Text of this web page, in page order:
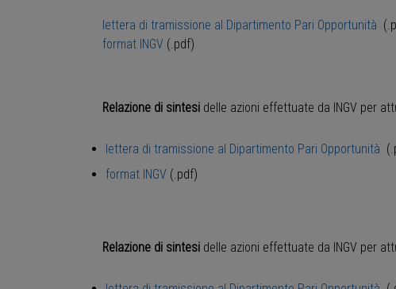
lettera di tramissione al Dipartimento Pari Opportunità
format INGV (.pdf)
Relazione di sintesi delle azioni effettuate da INGV per
lettera di tramissione al Dipartimento Pari Opportunità
format INGV (.pdf)
Relazione di sintesi delle azioni effettuate da INGV per